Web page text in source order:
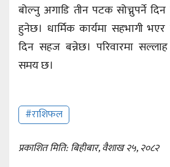
बोल्नु अगाडि तीन पटक सोच्नुपर्ने
हुनेछ। धार्मिक कार्यमा सहभागी
दिन सहज बन्नेछ। परिवारमा
समय छ।
#राशिफल
प्रकाशित मिति: बिहीबार, वैशाख २५, २०८२